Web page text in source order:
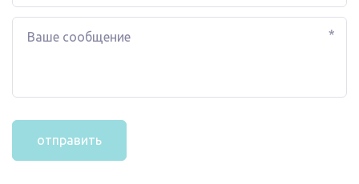
*
отправить